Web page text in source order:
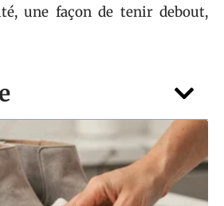
une façon de tenir debout,